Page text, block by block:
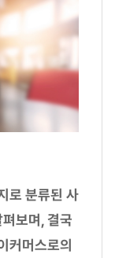
로 분류된 사
보며, 결국
커머스로의